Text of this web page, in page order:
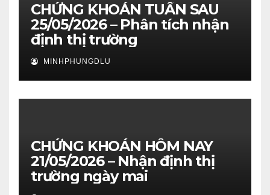
CHỨNG KHOÁN TUẦN SAU
25/05/2026 – Phân tích nhận
định thị trường
MINHPHUNGDLU
CHỨNG KHOÁN HÔM NAY
21/05/2026 – Nhận định thị
trường ngày mai